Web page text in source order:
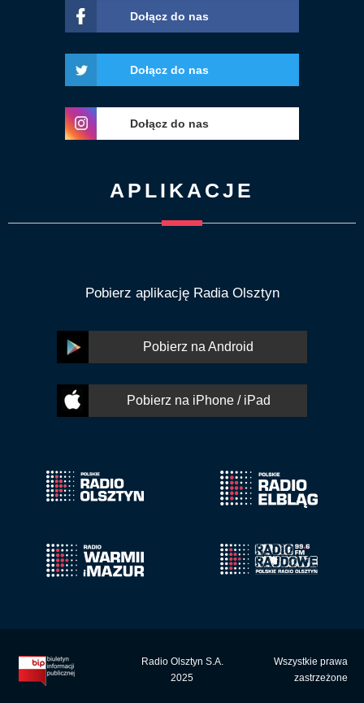
Dołącz do nas
Dołącz do nas
Dołącz do nas
APLIKACJE
Pobierz aplikację Radia Olsztyn
Pobierz na Android
Pobierz na iPhone / iPad
Radio Olsztyn S.A.
2025
Wszystkie prawa
zastrzeżone